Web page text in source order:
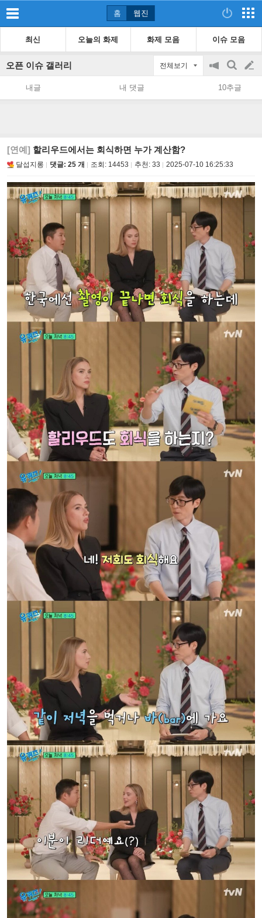
홈 웹진
최신 오늘의 화제 화제 모음 이슈 모음
오픈 이슈 갤러리 전체보기
공
지
on/off
검
색
글
쓰
내글 내 댓글 10추글
[연예] 할리우드에서는 회식하면 누가 계산함?
달섭지롱 댓글: 25 개 조회: 14453 추천: 33 2025-07-10 16:25:33